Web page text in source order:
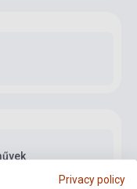
Privacy policy